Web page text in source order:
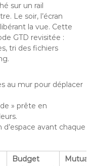
sur un rail
Le soir, l’écran
la vue. Cette
GTD revisitée :
tri des fichiers
au mur pour déplacer
» prête en
avant chaque
Budget